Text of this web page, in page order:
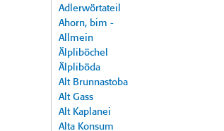
Adlerwörtateil
Ahorn, bim -
Allmein
Älpliböchel
Älpliböda
Alt Brunnastoba
Alt Gass
Alt Kaplanei
Alta Konsum